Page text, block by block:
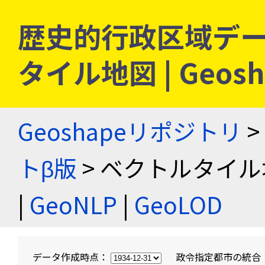
歴史的行政区域デ
タイル地図 |
Geoshapeリポジトリ >
トβ版 > ベクトルタイ
| GeoNLP | GeoLOD
データ作成時点： 政令指定都市の統